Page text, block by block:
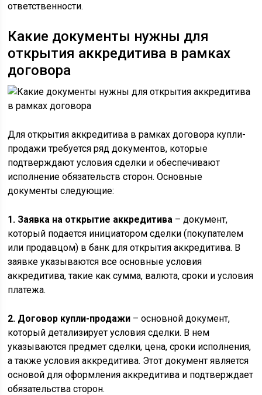
ответственности.
Какие документы нужны для
открытия аккредитива в рамках
договора
Для открытия аккредитива в рамках договора купли-
продажи требуется ряд документов, которые
подтверждают условия сделки и обеспечивают
исполнение обязательств сторон. Основные
документы следующие:
1. Заявка на открытие аккредитива – документ,
который подается инициатором сделки (покупателем
или продавцом) в банк для открытия аккредитива. В
заявке указываются все основные условия
аккредитива, такие как сумма, валюта, сроки и условия
платежа.
2. Договор купли-продажи – основной документ,
который детализирует условия сделки. В нем
указываются предмет сделки, цена, сроки исполнения,
а также условия аккредитива. Этот документ является
основой для оформления аккредитива и подтверждает
обязательства сторон.